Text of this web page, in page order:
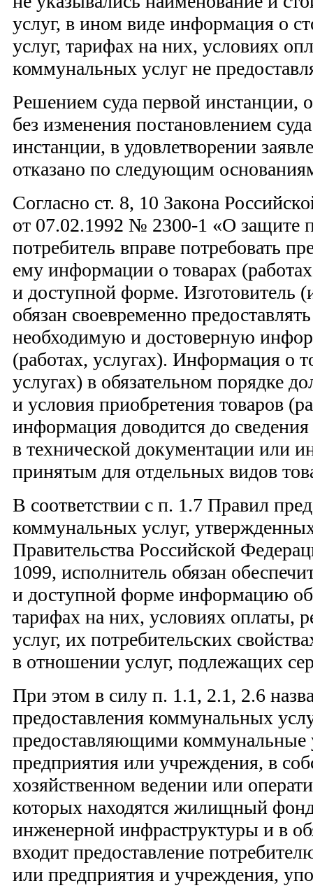
услуг, в ином виде информация о
услуг, тарифах на них, условиях
коммунальных услуг не
Решением суда первой инстанции,
без изменения постановлением
инстанции, в удовлетворении
отказано по следующим
Согласно ст. 8, 10 Закона
от 07.02.1992 № 2300-1 «О защите
потребитель вправе потребовать
ему информации о товарах
и доступной форме. Изготовитель
обязан своевременно
необходимую и достоверную
(работах, услугах). Информация о
услугах) в обязательном порядке
и условия приобретения товаров
информация доводится до сведения
в технической документации или
принятым для отдельных видов
В соответствии с п. 1.7 Правил
коммунальных услуг,
Правительства Российской
1099, исполнитель обязан
и доступной форме информацию
тарифах на них, условиях оплаты,
услуг, их потребительских
в отношении услуг, подлежащих
При этом в силу п. 1.1, 2.1, 2.6
предоставления коммунальных
предоставляющими коммунальные
предприятия или учреждения, в
хозяйственном ведении или
которых находятся жилищный
инженерной инфраструктуры и в
входит предоставление
или предприятия и учреждения,